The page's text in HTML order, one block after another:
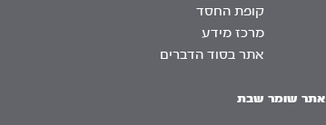
קופת החסד
מרכז מידע
אתר בסוד הדברים
אתר שומר שבת